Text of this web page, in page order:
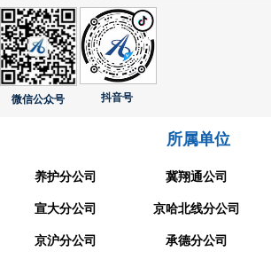
微信公众号 抖音号
所属单位
养护分公司 冀翔通公司
宣大分公司 京哈北线分公司
京沪分公司 承德分公司